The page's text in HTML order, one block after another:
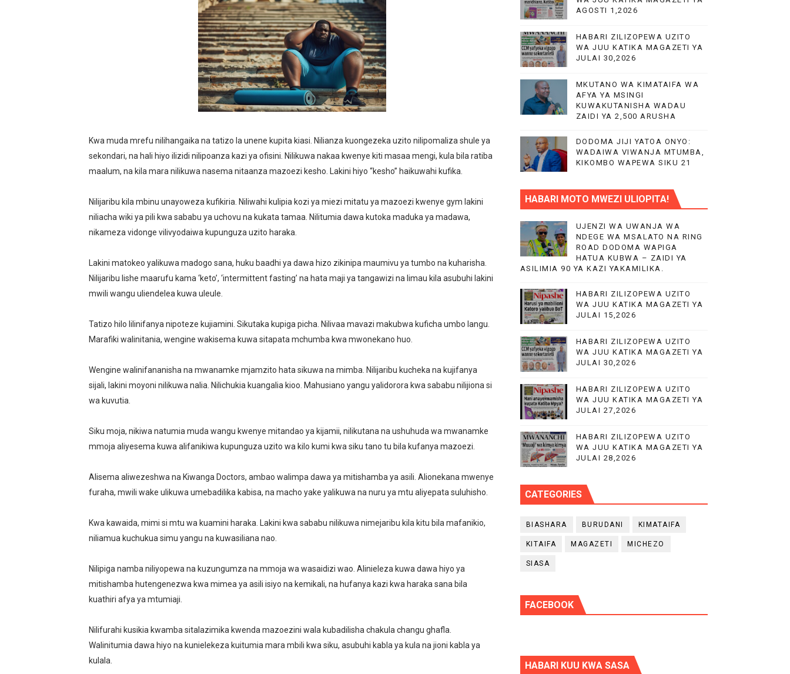
BRELA YATOA ELIMU YA URASIMISHAJI BIASHARA NA USAJILI WA ALAMA ZA BIASHARA NA HUDUMA KWA VIJANA BBT
TARURA YATAJWA KUWA MIONGONI MWA TAASISI BORA ZA MIUNDOMBINU AFRIKA
Mkurugenzi Green Acres ataja sababu kuanzisha klabu ya uhamiaji
MWANRI APOKELEWA MAKAO MAKUU YA CCM DODOMA
MHE. CHANDE AIPONGEZA WRRB KWA KUWAWEZESHA WAKULIMA KUFIKIA MASOKO
NAIBU WAZIRI CHANDE ARIDHISHWA NA HUDUMA ZA TADB KWA WAKULIMA
TBS YAHIMIZA WAJASIRIAMALI KUTHIBITISHA UBORA WA BIDHAA ZAO ARUSHA
WMA YAWAFUNDISHA WATOTO VIPIMO: NAIBU WAZIRI MALIASILI APONGEZA
NAIBU KATIBU MKUU UJENZI ARIDHISHWA NA MABORESHO YA TEMESA
DKT. MSONDE: TBA NI KITOVU CHA FURSA ZA UWEKEZAJI KUPITIA MIRADI YA UBIA (PPP)
Waziri Kabudi: Kilosa Iendelee Kulinda Amani, Kuimarisha Kilimo na Ufugaji wa Kisasa
PINDA APONGEZA TVLA KWA KUJENGA UWEZO WA NDANI WA KUZALISHA CHANJO ZA MIFUGO
Kwa muda mrefu nilihangaika na tatizo la unene kupita kiasi. Nilianza kuongezeka uzito nilipomaliza shule ya
sekondari, na hali hiyo ilizidi nilipoanza kazi ya ofisini. Nilikuwa nakaa kwenye kiti masaa mengi, kula bila ratiba
maalum, na kila mara nilikuwa nasema nitaanza mazoezi kesho. Lakini hiyo “kesho” haikuwahi kufika.
Nilijaribu kila mbinu unayoweza kufikiria. Niliwahi kulipia kozi ya miezi mitatu ya mazoezi kwenye gym lakini
niliacha wiki ya pili kwa sababu ya uchovu na kukata tamaa. Nilitumia dawa kutoka maduka ya madawa,
nikameza vidonge vilivyodaiwa kupunguza uzito haraka.
Lakini matokeo yalikuwa madogo sana, huku baadhi ya dawa hizo zikinipa maumivu ya tumbo na kuharisha.
Nilijaribu lishe maarufu kama ‘keto’, ‘intermittent fasting’ na hata maji ya tangawizi na limau kila asubuhi lakini
mwili wangu uliendelea kuwa uleule.
Tatizo hilo lilinifanya nipoteze kujiamini. Sikutaka kupiga picha. Nilivaa mavazi makubwa kuficha umbo langu.
Marafiki walinitania, wengine wakisema kuwa sitapata mchumba kwa mwonekano huo.
Wengine walinifananisha na mwanamke mjamzito hata sikuwa na mimba. Nilijaribu kucheka na kujifanya
sijali, lakini moyoni nilikuwa nalia. Nilichukia kuangalia kioo. Mahusiano yangu yalidorora kwa sababu nilijiona si
wa kuvutia.
Siku moja, nikiwa natumia muda wangu kwenye mitandao ya kijamii, nilikutana na ushuhuda wa mwanamke
mmoja aliyesema kuwa alifanikiwa kupunguza uzito wa kilo kumi kwa siku tano tu bila kufanya mazoezi.
Alisema aliwezeshwa na Kiwanga Doctors, ambao walimpa dawa ya mitishamba ya asili. Alionekana mwenye
furaha, mwili wake ulikuwa umebadilika kabisa, na macho yake yalikuwa na nuru ya mtu aliyepata suluhisho.
Kwa kawaida, mimi si mtu wa kuamini haraka. Lakini kwa sababu nilikuwa nimejaribu kila kitu bila mafanikio,
niliamua kuchukua simu yangu na kuwasiliana nao.
Nilipiga namba niliyopewa na kuzungumza na mmoja wa wasaidizi wao. Alinieleza kuwa dawa hiyo ya
mitishamba hutengenezwa kwa mimea ya asili isiyo na kemikali, na hufanya kazi kwa haraka sana bila
kuathiri afya ya mtumiaji.
Nilifurahi kusikia kwamba sitalazimika kwenda mazoezini wala kubadilisha chakula changu ghafla.
Walinitumia dawa hiyo na kunielekeza kuitumia mara mbili kwa siku, asubuhi kabla ya kula na jioni kabla ya
kulala.
AGOSTI 1,2026
HABARI ZILIZOPEWA UZITO
WA JUU KATIKA MAGAZETI YA
JULAI 30,2026
MKUTANO WA KIMATAIFA WA
AFYA YA MSINGI
KUWAKUTANISHA WADAU
ZAIDI YA 2,500 ARUSHA
DODOMA JIJI YATOA ONYO:
WADAIWA VIWANJA MTUMBA,
KIKOMBO WAPEWA SIKU 21
HABARI MOTO MWEZI ULIOPITA!
UJENZI WA UWANJA WA
NDEGE WA MSALATO NA RING
ROAD DODOMA WAPIGA
HATUA KUBWA – ZAIDI YA
ASILIMIA 90 YA KAZI YAKAMILIKA.
HABARI ZILIZOPEWA UZITO
WA JUU KATIKA MAGAZETI YA
JULAI 15,2026
HABARI ZILIZOPEWA UZITO
WA JUU KATIKA MAGAZETI YA
JULAI 30,2026
HABARI ZILIZOPEWA UZITO
WA JUU KATIKA MAGAZETI YA
JULAI 27,2026
HABARI ZILIZOPEWA UZITO
WA JUU KATIKA MAGAZETI YA
JULAI 28,2026
CATEGORIES
BIASHARA BURUDANI KIMATAIFA
KITAIFA MAGAZETI MICHEZO
SIASA
FACEBOOK
HABARI KUU KWA SASA